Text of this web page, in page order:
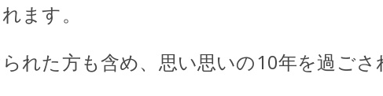
ます。
れた方も含め、思い思いの10年を過ご